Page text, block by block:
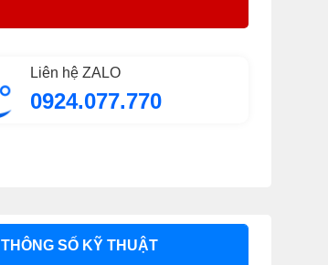
Liên hệ ZALO
0924.077.770
THÔNG SỐ KỸ THUẬT